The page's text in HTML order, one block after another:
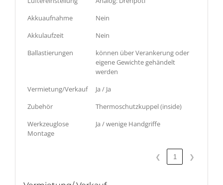
Akkuaufnahme
Nein
Akkulaufzeit
Nein
Ballastierungen
können über Verankerung oder
eigene Gewichte gehändelt
werden
Vermietung/Verkauf
Ja / Ja
Zubehör
Thermoschutzkuppel (inside)
Werkzeuglose
Montage
Ja / wenige Handgriffe
❮ 1 ❯